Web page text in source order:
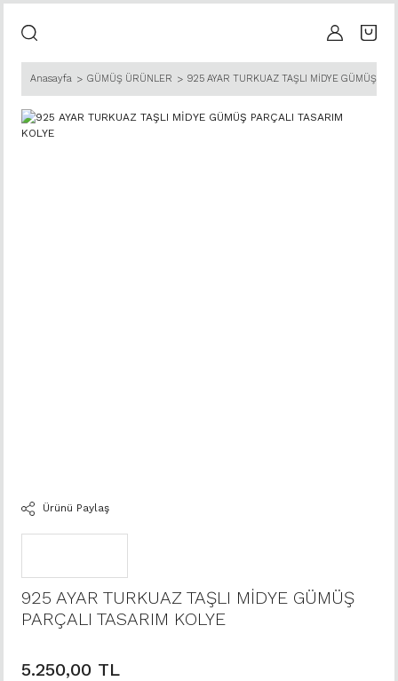
Anasayfa GÜMÜŞ ÜRÜNLER 925 AYAR TURKUAZ TAŞLI MİDYE GÜMÜŞ
Ürünü Paylaş
925 AYAR TURKUAZ TAŞLI MİDYE GÜMÜŞ
PARÇALI TASARIM KOLYE
5.250,00 TL